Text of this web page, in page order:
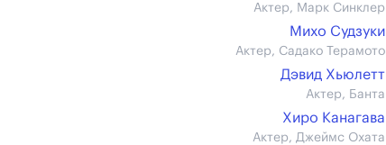
Актер, Марк Синклер
Михо Судзуки
Актер, Садако Терамото
Дэвид Хьюлетт
Актер, Банта
Хиро Канагава
Актер, Джеймс Охата